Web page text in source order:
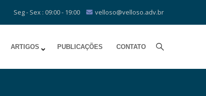
Seg - Sex : 09:00 - 19:00 velloso@velloso.adv.br
ARTIGOS PUBLICAÇÕES CONTATO